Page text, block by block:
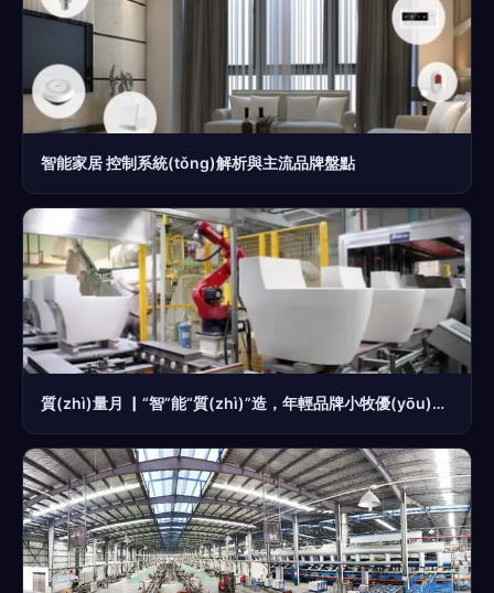
智能家居 控制系統(tǒng)解析與主流品牌盤點
質(zhì)量月 ▏“智”能“質(zhì)”造，年輕品牌小牧優(yōu)品如何打造“冠軍”品質(zhì)？